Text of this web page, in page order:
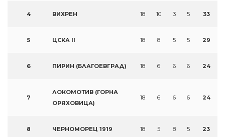
4 ВИХРЕН 18 10 3 5 33
5 ЦСКА II 18 8 5 5 29
6 ПИРИН (БЛАГОЕВГРАД) 18 6 6 6 24
7
ЛОКОМОТИВ (ГОРНА
ОРЯХОВИЦА)
18 6 6 6 24
8 ЧЕРНОМОРЕЦ 1919 18 5 8 5 23